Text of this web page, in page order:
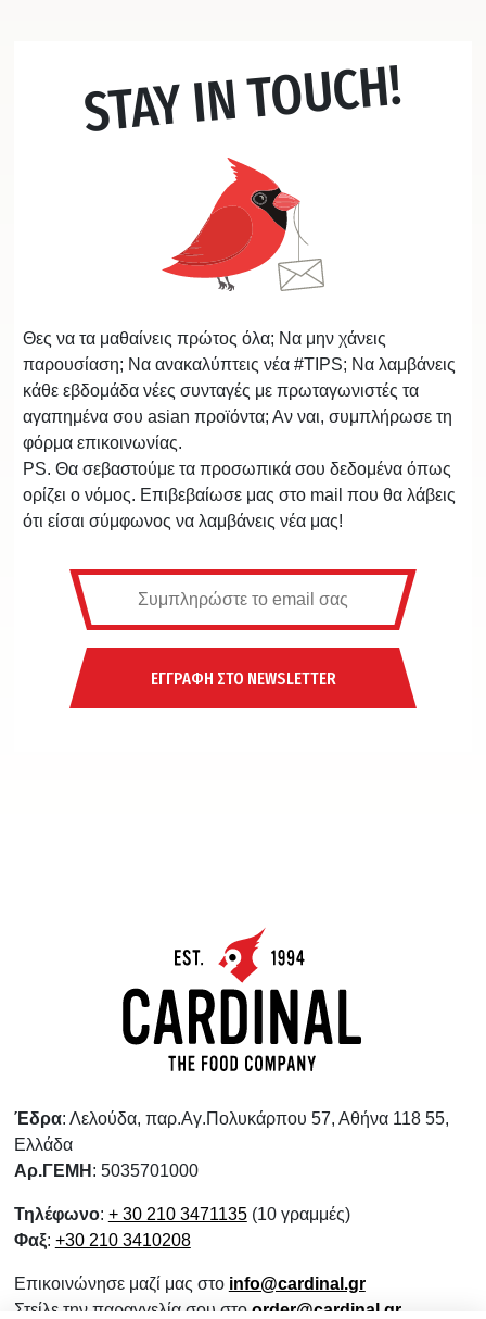
STAY IN TOUCH!
Θες να τα μαθαίνεις πρώτος όλα; Να μην χάνεις
παρουσίαση; Να ανακαλύπτεις νέα #TIPS; Να λαμβάνεις
κάθε εβδομάδα νέες συνταγές με πρωταγωνιστές τα
αγαπημένα σου asian προϊόντα; Αν ναι, συμπλήρωσε τη
φόρμα επικοινωνίας.
PS. Θα σεβαστούμε τα προσωπικά σου δεδομένα όπως
ορίζει ο νόμος. Επιβεβαίωσε μας στο mail που θα λάβεις
ότι είσαι σύμφωνος να λαμβάνεις νέα μας!
ΕΓΓΡΑΦΗ ΣΤΟ NEWSLETTER
Έδρα: Λελούδα, παρ.Αγ.Πολυκάρπου 57, Αθήνα 118 55,
Ελλάδα
Αρ.ΓΕΜΗ : 5035701000
Τηλέφωνο: + 30 210 3471135(10 γραμμές)
Φαξ: +30 210 3410208
Επικοινώνησε μαζί μας στο info@cardinal.gr
Στείλε την παραγγελία σου στο order@cardinal.gr